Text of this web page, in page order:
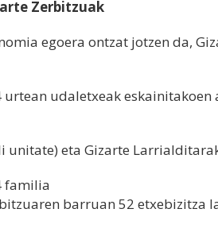
Zerbitzuak
egoera ontzat jotzen da,
udaletxeak
unitate) eta Gizarte
familia
barruan 52 etxebizitza